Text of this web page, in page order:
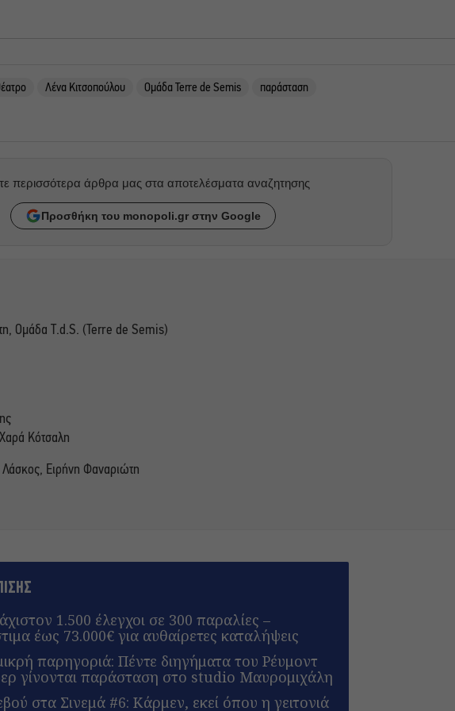
Λένα Κιτσοπούλου Ομάδα Terre de Semis παράσταση
περισσότερα άρθρα μας στα αποτελέσματα αναζητησης
Προσθήκη του monopoli.gr στην Google
Ομάδα T.d.S. (Terre de Semis)
Κότσαλη
Ειρήνη Φαναριώτη
1.500 έλεγχοι σε 300 παραλίες –
έως 73.000€ για αυθαίρετες καταλήψεις
παρηγοριά: Πέντε διηγήματα του Ρέυμοντ
γίνονται παράσταση στο studio Μαυρομιχάλη
στα Σινεμά #6: Κάρμεν, εκεί όπου η γειτονιά